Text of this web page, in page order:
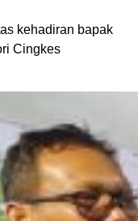
kehadiran bapak
Cingkes